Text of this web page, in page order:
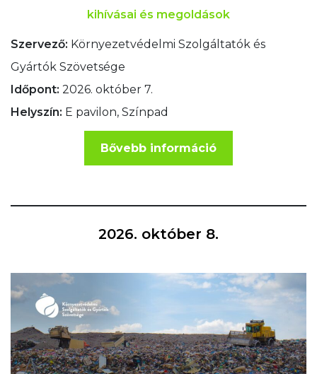
kihívásai és megoldások
Szervező: Környezetvédelmi Szolgáltatók és
Gyártók Szövetsége
Időpont: 2026. október 7.
Helyszín: E pavilon, Színpad
Bővebb információ
2026. október 8.